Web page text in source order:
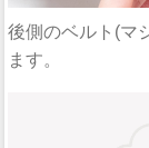
後側のベルト(マ
ます。